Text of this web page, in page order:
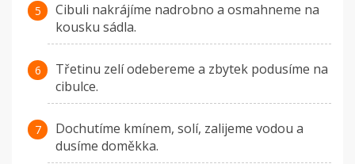
Cibuli nakrájíme nadrobno a osmahneme na
kousku sádla.
Třetinu zelí odebereme a zbytek podusíme na
cibulce.
Dochutíme kmínem, solí, zalijeme vodou a
dusíme doměkka.